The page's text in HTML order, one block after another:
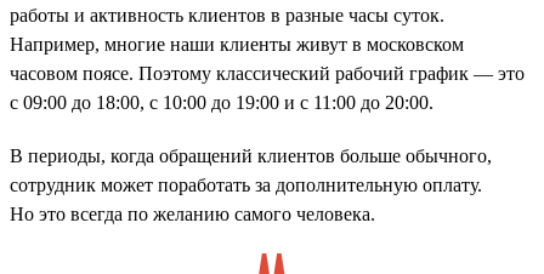
работы и активность клиентов в разные часы суток.
Например, многие наши клиенты живут в московском
часовом поясе. Поэтому классический рабочий график — это
с 09:00 до 18:00, с 10:00 до 19:00 и с 11:00 до 20:00.
В периоды, когда обращений клиентов больше обычного,
сотрудник может поработать за дополнительную оплату.
Но это всегда по желанию самого человека.